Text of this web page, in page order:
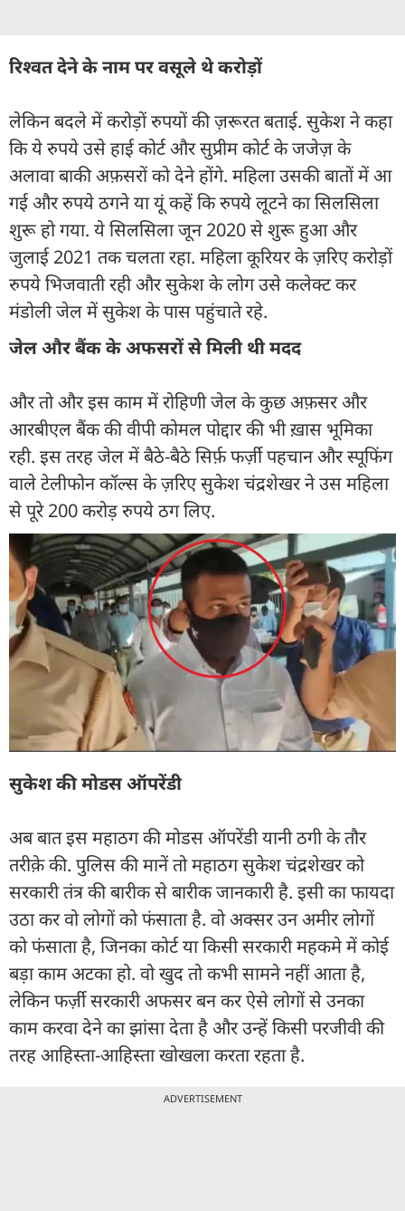
रिश्वत देने के नाम पर वसूले थे करोड़ों
लेकिन बदले में करोड़ों रुपयों की ज़रूरत बताई. सुकेश ने कहा
कि ये रुपये उसे हाई कोर्ट और सुप्रीम कोर्ट के जजेज़ के
अलावा बाकी अफ़सरों को देने होंगे. महिला उसकी बातों में आ
गई और रुपये ठगने या यूं कहें कि रुपये लूटने का सिलसिला
शुरू हो गया. ये सिलसिला जून 2020 से शुरू हुआ और
जुलाई 2021 तक चलता रहा. महिला कूरियर के ज़रिए करोड़ों
रुपये भिजवाती रही और सुकेश के लोग उसे कलेक्ट कर
मंडोली जेल में सुकेश के पास पहुंचाते रहे.
जेल और बैंक के अफसरों से मिली थी मदद
और तो और इस काम में रोहिणी जेल के कुछ अफ़सर और
आरबीएल बैंक की वीपी कोमल पोद्दार की भी ख़ास भूमिका
रही. इस तरह जेल में बैठे-बैठे सिर्फ़ फर्ज़ी पहचान और स्पूफिंग
वाले टेलीफोन कॉल्स के ज़रिए सुकेश चंद्रशेखर ने उस महिला
से पूरे 200 करोड़ रुपये ठग लिए.
सुकेश की मोडस ऑपरेंडी
अब बात इस महाठग की मोडस ऑपरेंडी यानी ठगी के तौर
तरीक़े की. पुलिस की मानें तो महाठग सुकेश चंद्रशेखर को
सरकारी तंत्र की बारीक से बारीक जानकारी है. इसी का फायदा
उठा कर वो लोगों को फंसाता है. वो अक्सर उन अमीर लोगों
को फंसाता है, जिनका कोर्ट या किसी सरकारी महकमे में कोई
बड़ा काम अटका हो. वो खुद तो कभी सामने नहीं आता है,
लेकिन फर्ज़ी सरकारी अफसर बन कर ऐसे लोगों से उनका
काम करवा देने का झांसा देता है और उन्हें किसी परजीवी की
तरह आहिस्ता-आहिस्ता खोखला करता रहता है.
ADVERTISEMENT